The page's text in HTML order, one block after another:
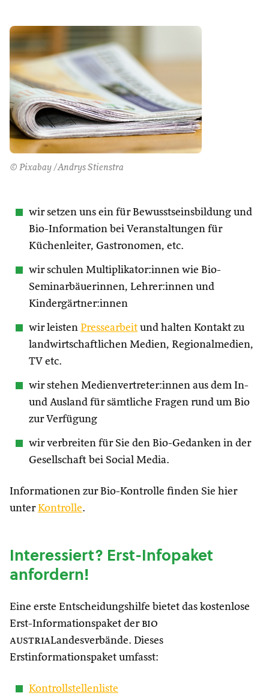
© Pixabay /Andrys Stienstra
wir setzen uns ein für Bewusstseinsbildung und
Bio-Information bei Veranstaltungen für
Küchenleiter, Gastronomen, etc.
wir schulen Multiplikator:innen wie Bio-
Seminarbäuerinnen, Lehrer:innen und
Kindergärtner:innen
wir leisten Pressearbeit und halten Kontakt zu
landwirtschaftlichen Medien, Regionalmedien,
TV etc.
wir stehen Medienvertreter:innen aus dem In-
und Ausland für sämtliche Fragen rund um Bio
zur Verfügung
wir verbreiten für Sie den Bio-Gedanken in der
Gesellschaft bei Social Media.
Informationen zur Bio-Kontrolle finden Sie hier
unterKontrolle.
Interessiert? Erst-Infopaket
anfordern!
Eine erste Entscheidungshilfe bietet das kostenlose
Erst-Informationspaket der bio
austriaLandesverbände. Dieses
Erstinformationspaket umfasst:
Kontrollstellenliste